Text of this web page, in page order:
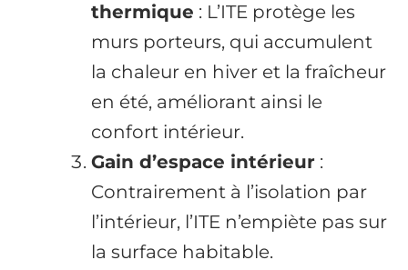
thermique : L’ITE protège les
murs porteurs, qui accumulent
la chaleur en hiver et la fraîcheur
en été, améliorant ainsi le
confort intérieur.
Gain d’espace intérieur :
Contrairement à l’isolation par
l’intérieur, l’ITE n’empiète pas sur
la surface habitable.